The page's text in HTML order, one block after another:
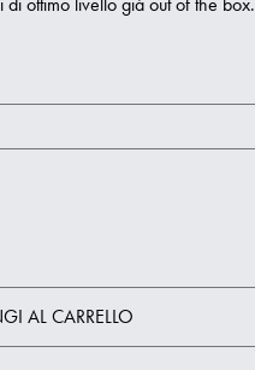
AL CARRELLO